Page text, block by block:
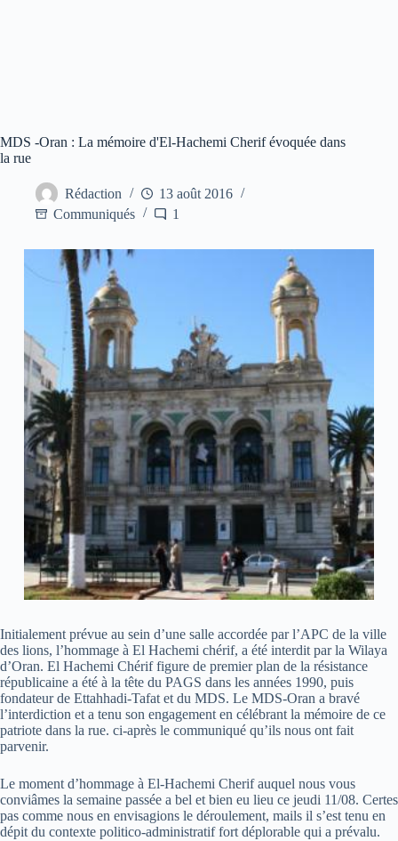
MDS -Oran : La mémoire d'El-Hachemi Cherif évoquée dans
la rue
Rédaction
13 août 2016
Communiqués
1
Initialement prévue au sein d’une salle accordée par l’APC de la ville
des lions, l’hommage à El Hachemi chérif, a été interdit par la Wilaya
d’Oran. El Hachemi Chérif figure de premier plan de la résistance
républicaine a été à la tête du PAGS dans les années 1990, puis
fondateur de Ettahhadi-Tafat et du MDS. Le MDS-Oran a bravé
l’interdiction et a tenu son engagement en célébrant la mémoire de ce
patriote dans la rue. ci-après le communiqué qu’ils nous ont fait
parvenir.
Le moment d’hommage à El-Hachemi Cherif auquel nous vous
conviâmes la semaine passée a bel et bien eu lieu ce jeudi 11/08. Certes
pas comme nous en envisagions le déroulement, mails il s’est tenu en
dépit du contexte politico-administratif fort déplorable qui a prévalu.